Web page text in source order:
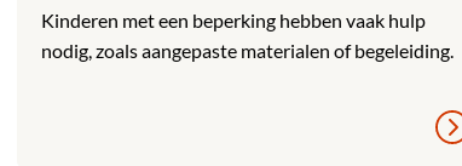
Kinderen met een beperking hebben vaak hulp
nodig, zoals aangepaste materialen of begeleiding.